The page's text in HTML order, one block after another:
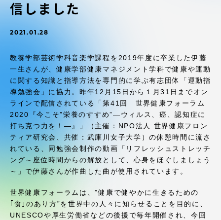
信しました
2021.01.28
教養学部芸術学科音楽学課程を2019年度に卒業した伊藤
一生さんが、健康学部健康マネジメント学科で健康や運動
に関する知識と指導方法を専門的に学ぶ有志団体「運動指
導勉強会」に協力。昨年12月15日から１月31日までオン
ラインで配信されている「第41回 世界健康フォーラム
2020『今こそ”栄養のすすめ”―ウィルス、癌、認知症に
打ち克つ力を！―』」（主催：NPO法人 世界健康フロン
ティア研究会、共催：武庫川女子大学）の休憩時間に流さ
れている、同勉強会制作の動画「リフレッシュストレッチ
ング～座位時間からの解放として、心身をほぐしましょう
～」で伊藤さんが作曲した曲が使用されています。
世界健康フォーラムは、”健康で健やかに生きるための
｢食｣のあり方”を世界中の人々に知らせることを目的に、
UNESCOや厚生労働省などの後援で毎年開催され、今回
教育・研究
受験・入学案内
学生生活
グローバルネットワーク
学外連携
学園ネットワーク